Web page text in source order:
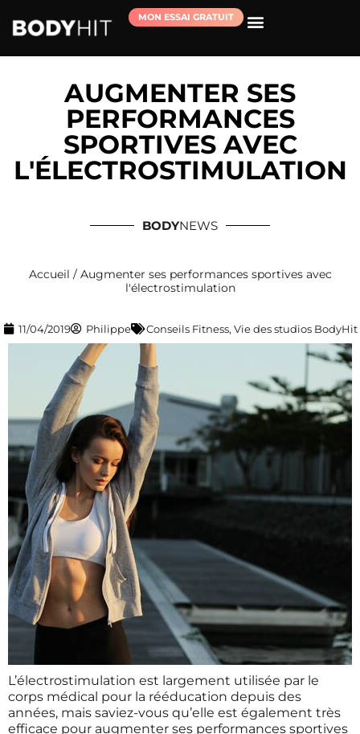
MON ESSAI GRATUIT
AUGMENTER SES
PERFORMANCES
SPORTIVES AVEC
L'ÉLECTROSTIMULATION
BODYNEWS
Accueil / Augmenter ses performances sportives avec
l'électrostimulation
11/04/2019 Philippe Conseils Fitness, Vie des studios BodyHit
L’électrostimulation est largement utilisée par le
corps médical pour la rééducation depuis des
années, mais saviez-vous qu’elle est également très
efficace pour augmenter ses performances sportives